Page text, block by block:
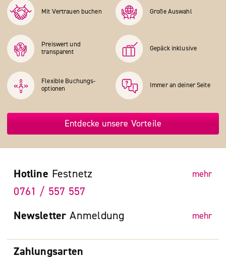
Mit Vertrauen buchen Große Auswahl
Preiswert und
transparent
Gepäck inklusive
Flexible Buchungs­
optionen
Immer an deiner Seite
Entdecke unsere Vorteile
Zahlungsarten
Hotline Festnetz mehr
0761 / 557 557
Newsletter Anmeldung mehr